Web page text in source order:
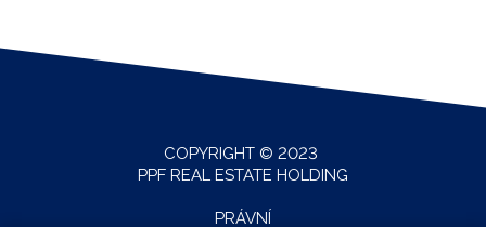
COPYRIGHT © 2023
PPF REAL ESTATE HOLDING
PRÁVNÍ